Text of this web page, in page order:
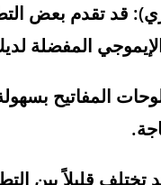
قد تقدم بعض
المفضلة
المفاتيح
قليلاً بين